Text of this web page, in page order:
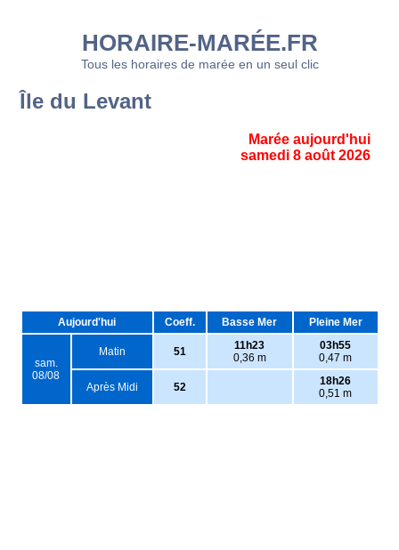
HORAIRE-MARÉE.FR
Tous les horaires de marée en un seul clic
Île du Levant
Marée aujourd'hui
samedi 8 août 2026
Aujourd'hui Coeff. Basse Mer Pleine Mer
sam.
08/08
Matin 51
11h23
0,36 m
03h55
0,47 m
Après Midi 52
18h26
0,51 m